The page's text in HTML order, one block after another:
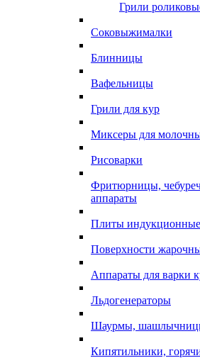
Грили
Соковыжималки
Блинницы
Вафельницы
Грили для кур
Миксеры для
Рисоварки
Фритюрницы,
аппараты
Плиты индукционные
Поверхности
Аппараты для варки
Льдогенераторы
Шаурмы,
Кипятильники,